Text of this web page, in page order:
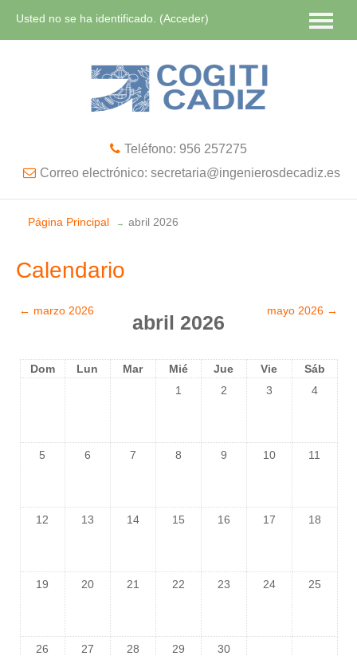
Usted no se ha identificado. (Acceder)
Teléfono: 956 257275
Correo electrónico: secretaria@ingenierosdecadiz.es
Página Principal → abril 2026
Calendario
← marzo 2026
abril 2026
mayo 2026 →
Dom Lun Mar Mié Jue Vie
Sáb
1
2 3 4
5 6 7 8 9 10 11
12 13 14 15 16 17 18
19 20 21 22 23 24 25
26 27 28 29 30